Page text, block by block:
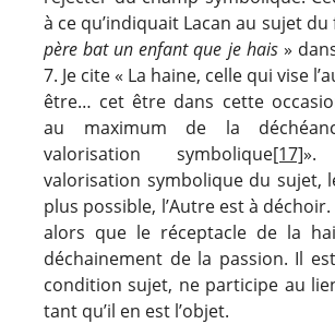
à ce qu’indiquait Lacan au sujet du
père bat un enfant que je hais»
7. Je cite « La haine, celle qui vise
être… cet être dans cette
au maximum de la
valorisation symbolique[17]».
valorisation symbolique du sujet,
plus possible, l’Autre est à déchoir.
alors que le réceptacle de la
déchainement de la passion. Il
condition sujet, ne participe au
tant qu’il en est l’objet.